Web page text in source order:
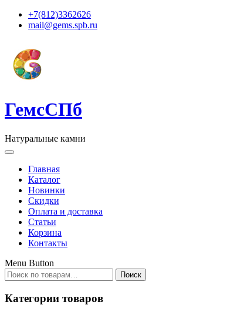
+7(812)3362626
mail@gems.spb.ru
ГемсСПб
Натуральные камни
Главная
Каталог
Новинки
Скидки
Оплата и доставка
Статьи
Корзина
Контакты
Menu Button
Искать:
Поиск
Категории товаров